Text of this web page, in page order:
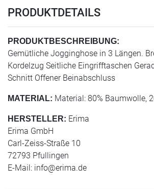
PRODUKTDETAILS
PRODUKTBESCHREIBUNG:
Gemütliche Jogginghose in 3 Längen.
Kordelzug Seitliche Eingrifftaschen
Schnitt Offener Beinabschluss
MATERIAL: Material: 80% Baumwolle,
HERSTELLER: Erima
Erima GmbH
Carl-Zeiss-Straße 10
72793 Pfullingen
E-Mail: info@erima.de